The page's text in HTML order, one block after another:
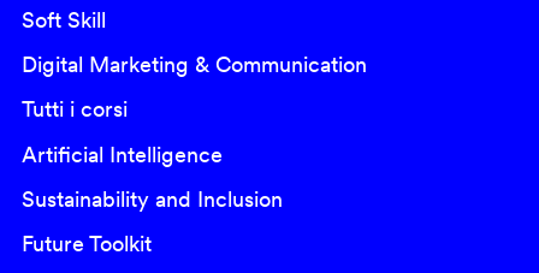
Soft Skill
Digital Marketing & Communication
Tutti i corsi
Artificial Intelligence
Sustainability and Inclusion
Future Toolkit